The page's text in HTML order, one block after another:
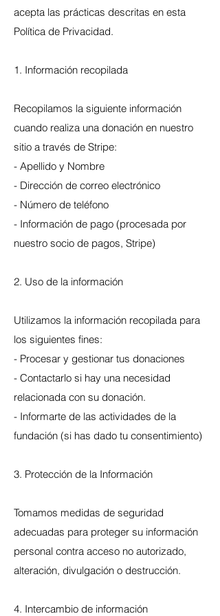
acepta las prácticas descritas en esta
Política de Privacidad.
1. Información recopilada
Recopilamos la siguiente información
cuando realiza una donación en nuestro
sitio a través de Stripe:
- Apellido y Nombre
- Dirección de correo electrónico
- Número de teléfono
- Información de pago (procesada por
nuestro socio de pagos, Stripe)
2. Uso de la información
Utilizamos la información recopilada para
los siguientes fines:
- Procesar y gestionar tus donaciones
- Contactarlo si hay una necesidad
relacionada con su donación.
- Informarte de las actividades de la
fundación (si has dado tu consentimiento)
3. Protección de la Información
Tomamos medidas de seguridad
adecuadas para proteger su información
personal contra acceso no autorizado,
alteración, divulgación o destrucción.
4. Intercambio de información